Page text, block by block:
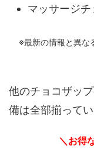
マッサージチ
※最新の情報と異な
他のチョコザッ
備は全部揃って
＼お得